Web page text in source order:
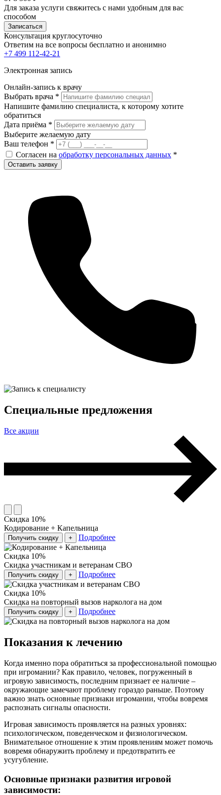
Для заказа услуги свяжитесь с нами удобным для вас
способом
Записаться
Консультация круглосуточно
Ответим на все вопросы бесплатно и анонимно
+7 499 112-42-21
Электронная запись
Онлайн-запись к врачу
Выбрать врача *
Напишите фамилию специалиста, к которому хотите
обратиться
Дата приёма *
Выберите желаемую дату
Ваш телефон *
Согласен на обработку персональных данных *
Оставить заявку
Специальные предложения
Все акции
Скидка 10%
Кодирование + Капельница
Получить скидку + Подробнее
Скидка 10%
Скидка участникам и ветеранам СВО
Получить скидку + Подробнее
Скидка 10%
Скидка на повторный вызов нарколога на дом
Получить скидку + Подробнее
Показания к лечению
Когда именно пора обратиться за профессиональной помощью
при игромании? Как правило, человек, погруженный в
игровую зависимость, последним признает ее наличие –
окружающие замечают проблему гораздо раньше. Поэтому
важно знать основные признаки игромании, чтобы вовремя
распознать сигналы опасности.
Игровая зависимость проявляется на разных уровнях:
психологическом, поведенческом и физиологическом.
Внимательное отношение к этим проявлениям может помочь
вовремя обнаружить проблему и предотвратить ее
усугубление.
Основные признаки развития игровой
зависимости: